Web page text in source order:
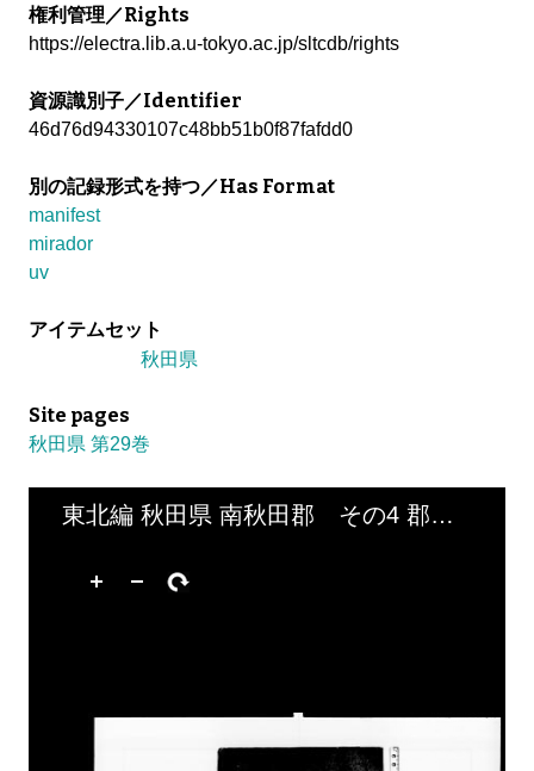
権利管理／Rights
https://electra.lib.a.u-tokyo.ac.jp/sltcdb/rights
資源識別子／Identifier
46d76d94330107c48bb51b0f87fafdd0
別の記録形式を持つ／Has Format
manifest
mirador
uv
アイテムセット
秋田県
Site pages
秋田県 第29巻
東北編 秋田県 南秋田郡 その4 郡調査他